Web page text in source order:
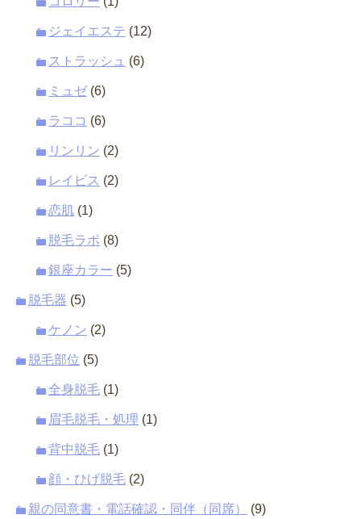
ジェイエステ (12)
ストラッシュ (6)
ミュゼ (6)
ラココ (6)
リンリン (2)
レイビス (2)
恋肌 (1)
脱毛ラボ (8)
銀座カラー (5)
脱毛器 (5)
ケノン (2)
脱毛部位 (5)
全身脱毛 (1)
眉毛脱毛・処理 (1)
背中脱毛 (1)
顔・ひげ脱毛 (2)
親の同意書・電話確認・同伴（同席） (9)